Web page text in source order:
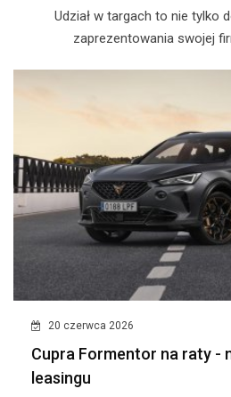
​Udział w targach to nie tylko
zaprezentowania swojej
20 czerwca 2026
Cupra Formentor na raty -
leasingu